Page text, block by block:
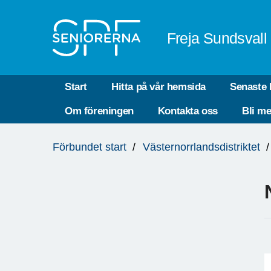
Freja Sundsvall
Start Hitta på vår hemsida Senaste
Om föreningen Kontakta oss Bli
är
Förbundet start Västernorrlandsdistriktet